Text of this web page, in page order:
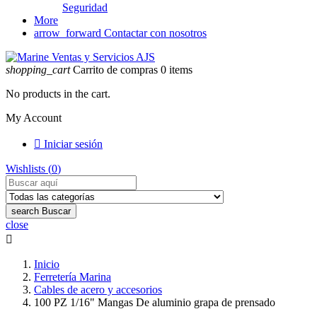
Seguridad
More
arrow_forward Contactar con nosotros
shopping_cart Carrito de compras 0 items
No products in the cart.
My Account
 Iniciar sesión
Wishlists (0)
search Buscar
close

Inicio
Ferretería Marina
Cables de acero y accesorios
100 PZ 1/16" Mangas De aluminio grapa de prensado